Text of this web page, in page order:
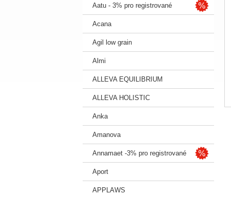
Aatu - 3% pro registrované
Acana
Agil low grain
Almi
ALLEVA EQUILIBRIUM
ALLEVA HOLISTIC
Anka
Amanova
Annamaet -3% pro registrované
Aport
APPLAWS